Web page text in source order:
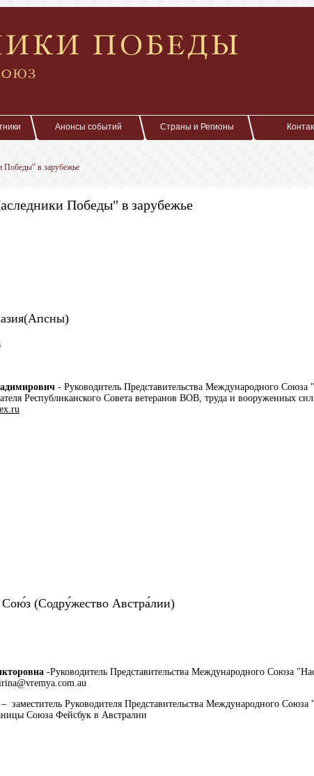
Анонсы событий Страны и Регионы
Победы" в зарубежье
Победы" в зарубежье
- Руководитель Представительства Международного
Республиканского Совета ветеранов ВОВ, труда и вооруженных сил
(Содру́жество Австра́лии)
-Руководитель Представительства Международного Союза
– заместитель Руководителя Представительства Международного
Союза Фейсбук в Австралии